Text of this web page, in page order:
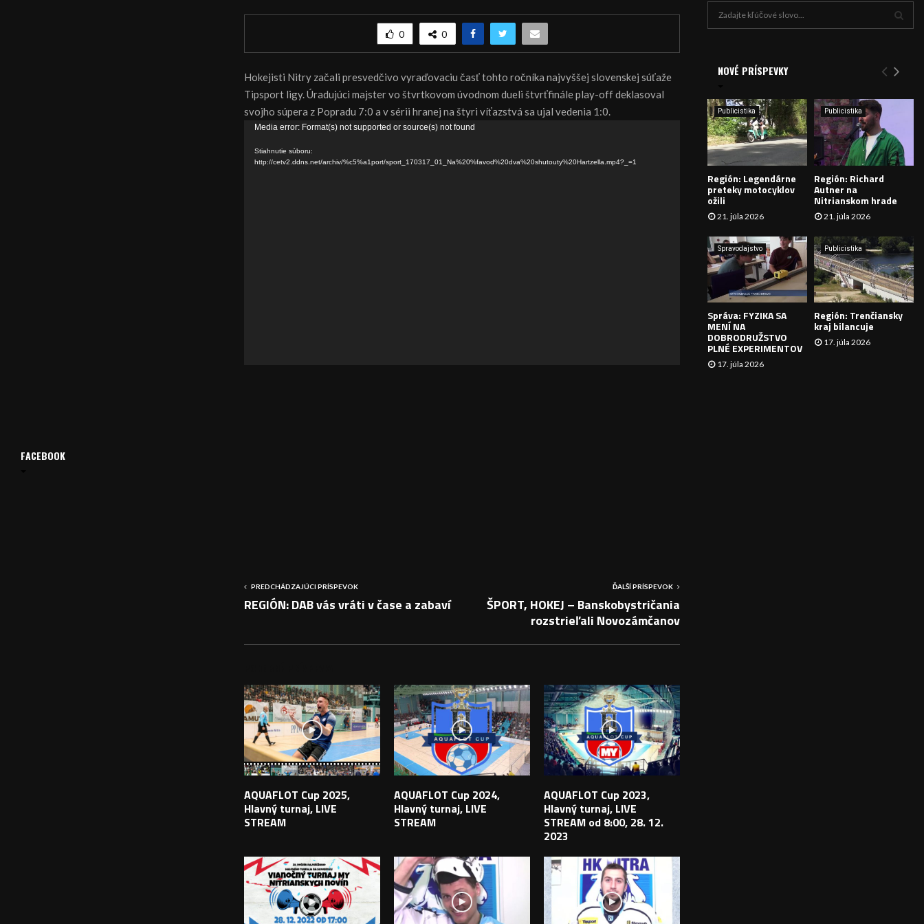
0 0
Hokejisti Nitry začali presvedčivo vyraďovaciu časť tohto ročníka najvyššej slovenskej súťaže
Tipsport ligy. Úradujúci majster vo štvrtkovom úvodnom dueli štvrťfinále play-off deklasoval
svojho súpera z Popradu 7:0 a v sérii hranej na štyri víťazstvá sa ujal vedenia 1:0.
Media error: Format(s) not supported or source(s) not found
Stiahnutie súboru:
http://cetv2.ddns.net/archiv/%c5%a1port/sport_170317_01_Na%20%favod%20dva%20shutouty%20Hartzella.mp4?_=1
PREDCHÁDZAJÚCI PRÍSPEVOK
REGIÓN: DAB vás vráti v čase a zabaví
ĎALŠÍ PRÍSPEVOK
ŠPORT, HOKEJ – Banskobystričania
rozstrieľali Novozámčanov
AQUAFLOT Cup 2025,
Hlavný turnaj, LIVE
STREAM
AQUAFLOT Cup 2024,
Hlavný turnaj, LIVE
STREAM
AQUAFLOT Cup 2023,
Hlavný turnaj, LIVE
STREAM od 8:00, 28. 12.
2023
FACEBOOK
e
:
Y
H
A
Á
V
A
N
I
NOVÉ PRÍSPEVKY
Publicistika
Región: Legendárne
preteky motocyklov
ožili
21. júla 2026
Publicistika
Región: Richard
Autner na
Nitrianskom hrade
21. júla 2026
Spravodajstvo
Správa: FYZIKA SA
MENÍ NA
DOBRODRUŽSTVO
PLNÉ EXPERIMENTOV
17. júla 2026
Publicistika
Región: Trenčiansky
kraj bilancuje
17. júla 2026